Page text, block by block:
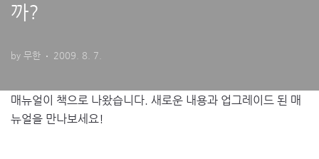
까?
by 무한 2009. 8. 7.
매뉴얼이 책으로 나왔습니다. 새로운 내용과 업그레이드 된 매
뉴얼을 만나보세요!